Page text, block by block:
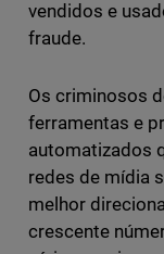
vendidos e
fraude.
Os criminosos
ferramentas e
automatizados
redes de mídia
melhor
crescente